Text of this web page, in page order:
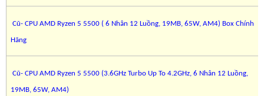
Cũ- CPU AMD Ryzen 5 5500 ( 6 Nhân 12 Luồng, 19MB, 65W, AM4) Box Chính
Hãng
Cũ- CPU AMD Ryzen 5 5500 (3.6GHz Turbo Up To 4.2GHz, 6 Nhân 12 Luồng,
19MB, 65W, AM4)